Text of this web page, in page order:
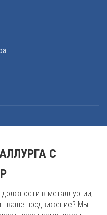
С
в металлургии,
ваше продвижение? Мы